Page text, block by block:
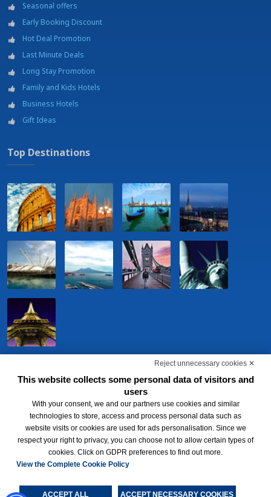
Seasonal offers
Early Booking Discount
Hot Deal Promotion
Last Minute Deals
Long Stay Promotion
Family and Kids Hotels
Business Hotels
Gift Ideas
Top Destinations
BWH Hotels Italia S.c.p.a. - Società Benefit - via Livraghi, 1/b - 20126
Milano - P.IVA 06865290156 -Change cookie preferences-Privacy
Policy
Reject unnecessary cookies ✕
This website collects some personal data of visitors and
users
With your consent, we and our partners use cookies and similar
technologies to store, access and process personal data such as
website visits or cookies are used for ads personalisation. Since we
respect your right to privacy, you can choose not to allow certain types of
cookies. Click on GDPR preferences to find out more.
View the Complete Cookie Policy
ACCEPT ALL ACCEPT NECESSARY COOKIES